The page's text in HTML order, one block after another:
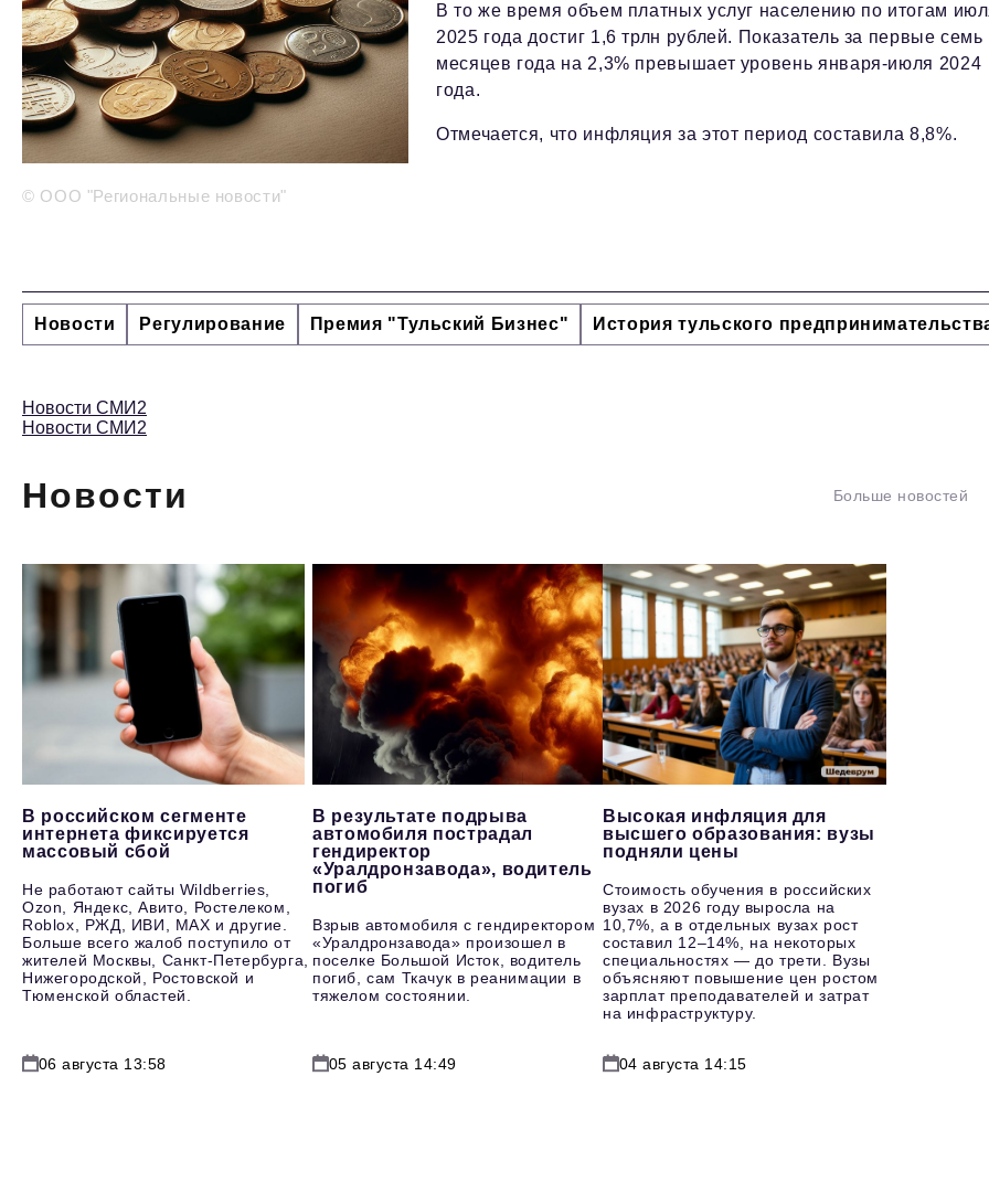
© ООО "Региональные новости"
В то же время объем платных услуг населению по итогам
2025 года достиг 1,6 трлн рублей. Показатель за первые семь
месяцев года на 2,3% превышает уровень января-июля 2024
года.
Отмечается, что инфляция за этот период составила 8,8%.
Новости Регулирование Премия "Тульский Бизнес" История тульского
Новости СМИ2
Новости СМИ2
Новости Больше новостей
В российском сегменте
интернета фиксируется
массовый сбой
Не работают сайты Wildberries,
Ozon, Яндекс, Авито, Ростелеком,
Roblox, РЖД, ИВИ, MAX и другие.
Больше всего жалоб поступило от
жителей Москвы, Санкт-Петербурга,
Нижегородской, Ростовской и
Тюменской областей.
06 августа 13:58
В результате подрыва
автомобиля пострадал
гендиректор
«Уралдронзавода», водитель
погиб
Взрыв автомобиля с гендиректором
«Уралдронзавода» произошел в
поселке Большой Исток, водитель
погиб, сам Ткачук в реанимации в
тяжелом состоянии.
05 августа 14:49
Высокая инфляция для
высшего образования: вузы
подняли цены
Стоимость обучения в российских
вузах в 2026 году выросла на
10,7%, а в отдельных вузах рост
составил 12–14%, на некоторых
специальностях — до трети. Вузы
объясняют повышение цен ростом
зарплат преподавателей и затрат
на инфраструктуру.
04 августа 14:15